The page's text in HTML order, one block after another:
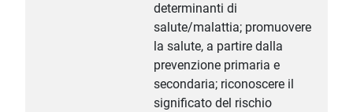
determinanti di
salute/malattia; promuovere
la salute, a partire dalla
prevenzione primaria e
secondaria; riconoscere il
significato del rischio